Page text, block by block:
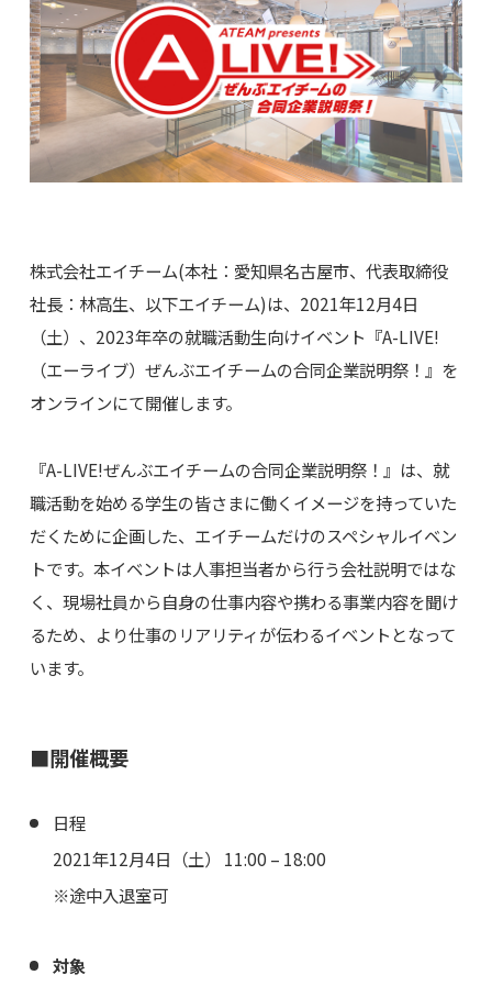
株式会社エイチーム(本社：愛知県名古屋市、代表取締役
社長：林高生、以下エイチーム)は、2021年12月4日
（土）、2023年卒の就職活動生向けイベント『A-LIVE!
（エーライブ）ぜんぶエイチームの合同企業説明祭！』を
オンラインにて開催します。
『A-LIVE!ぜんぶエイチームの合同企業説明祭！』は、就
職活動を始める学生の皆さまに働くイメージを持っていた
だくために企画した、エイチームだけのスペシャルイベン
トです。本イベントは人事担当者から行う会社説明ではな
く、現場社員から自身の仕事内容や携わる事業内容を聞け
るため、より仕事のリアリティが伝わるイベントとなって
います。
■開催概要
日程
2021年12月4日（土） 11:00 – 18:00
※途中入退室可
対象